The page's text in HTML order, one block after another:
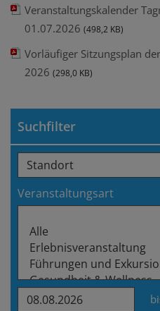
Veranstaltungskalender
01.07.2026 (498,2 KB)
Vorläufiger Sitzungsplan
2026 (298,0 KB)
Suchfilter
Veranstaltungsart